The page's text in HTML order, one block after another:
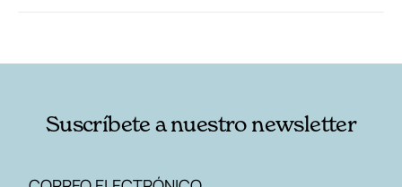
Suscríbete a nuestro newsletter